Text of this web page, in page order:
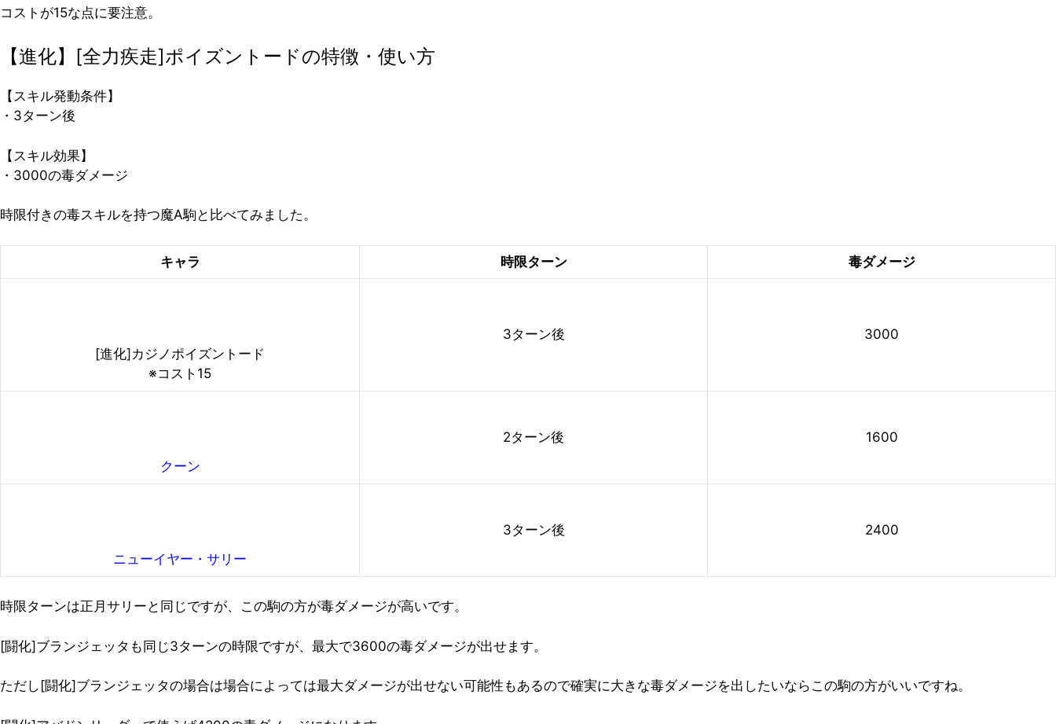
コストが15な点に要注意。
【進化】[全力疾走]ポイズントードの特徴・使い方
【スキル発動条件】
・3ターン後
【スキル効果】
・3000の毒ダメージ
時限付きの毒スキルを持つ魔A駒と比べてみました。
キャラ 時限ターン 毒ダメージ
[進化]カジノポイズントード
※コスト15
3ターン後 3000
クーン
2ターン後 1600
ニューイヤー・サリー
3ターン後 2400
時限ターンは正月サリーと同じですが、この駒の方が毒ダメージが高いです。
[闘化]ブランジェッタも同じ3ターンの時限ですが、最大で3600の毒ダメージが出せます。
ただし[闘化]ブランジェッタの場合は場合によっては最大ダメージが出せない可能性もあるので確実に大きな毒ダメージを出したいならこの駒の方がいいですね。